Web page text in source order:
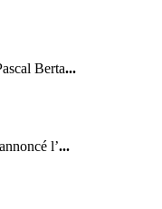
Berta...
l’...